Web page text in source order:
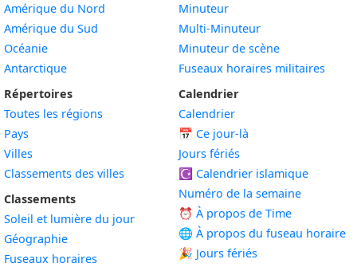
Amérique du Nord
Amérique du Sud
Océanie
Antarctique
Répertoires
Toutes les régions
Pays
Villes
Classements des villes
Classements
Soleil et lumière du jour
Géographie
Fuseaux horaires
Minuteur
Multi-Minuteur
Minuteur de scène
Fuseaux horaires militaires
Calendrier
Calendrier
📅 Ce jour-là
Jours fériés
☪️ Calendrier islamique
Numéro de la semaine
⏰ À propos de Time
🌐 À propos du fuseau horaire
🎉 Jours fériés